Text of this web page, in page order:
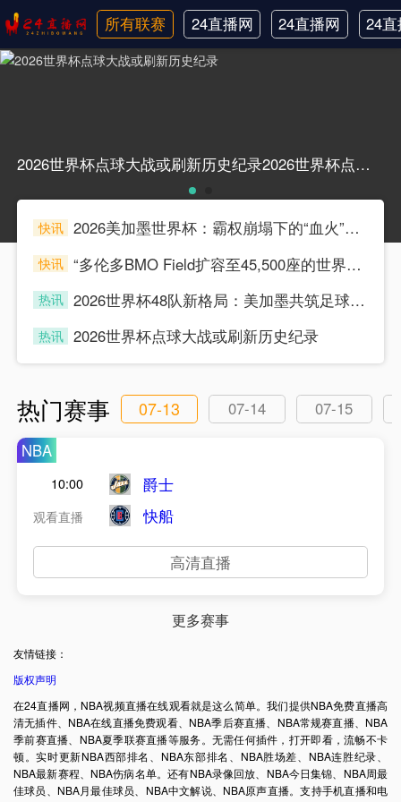
所有联赛
24直播网
日职联
24直播网
中甲
24
韩
2026世界杯点球大战或刷新历史纪录2026世界杯点球大战或刷新历史纪录
快讯
2026美加墨世界杯：霸权崩塌下的“血火”狂欢
快讯
“多伦多BMO Field扩容至45,500座的世界杯声场适配性仿真分析（2026）”
热讯
2026世界杯48队新格局：美加墨共筑足球盛宴，北美势力版图全面重构
热讯 2026世界杯点球大战或刷新历史纪录
热门赛事 07-13 07-14
07-15
NBA
10:00
观看直播
爵士
快船
高清直播
更多赛事
友情链接：
版权声明
在24直播网，NBA视频直播在线观看就是这么简单。我们提供NBA免费直播高
清无插件、NBA在线直播免费观看、NBA季后赛直播、NBA常规赛直播、NBA
季前赛直播、NBA夏季联赛直播等服务。无需任何插件，打开即看，流畅不卡
顿。实时更新NBA西部排名、NBA东部排名、NBA胜场差、NBA连胜纪录、
NBA最新赛程、NBA伤病名单。还有NBA录像回放、NBA今日集锦、NBA周最
佳球员、NBA月最佳球员、NBA中文解说、NBA原声直播。支持手机直播和电